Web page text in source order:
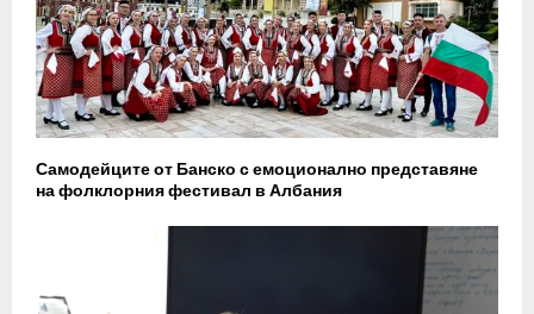
Самодейците от Банско с емоционално представяне
на фолклорния фестивал в Албания